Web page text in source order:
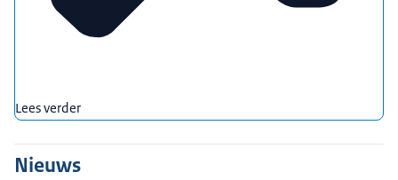
Lees verder
Nieuws